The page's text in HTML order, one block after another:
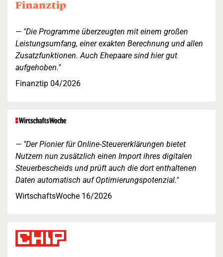
"Die Programme überzeugten mit einem großen
Leistungsumfang, einer exakten Berechnung und allen
Zusatzfunktionen. Auch Ehepaare sind hier gut
aufgehoben."
Finanztip 04/2026
"Der Pionier für Online-Steuererklärungen bietet
Nutzern nun zusätzlich einen Import ihres digitalen
Steuerbescheids und prüft auch die dort enthaltenen
Daten automatisch auf Optimierungspotenzial."
WirtschaftsWoche 16/2026